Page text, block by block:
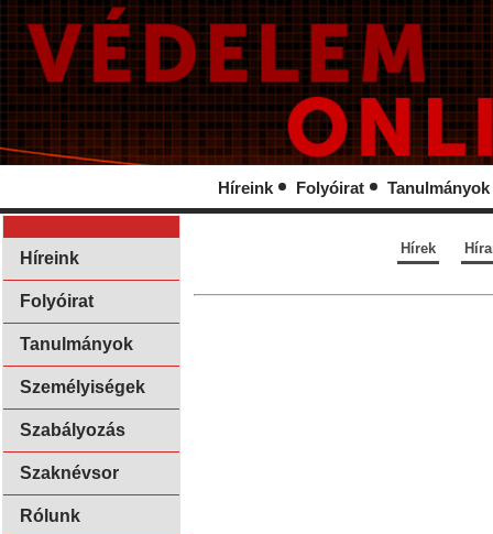
Híreink Folyóirat Tanulmányok
Híreink
Folyóirat
Tanulmányok
Személyiségek
Szabályozás
Szaknévsor
Rólunk
Hírek